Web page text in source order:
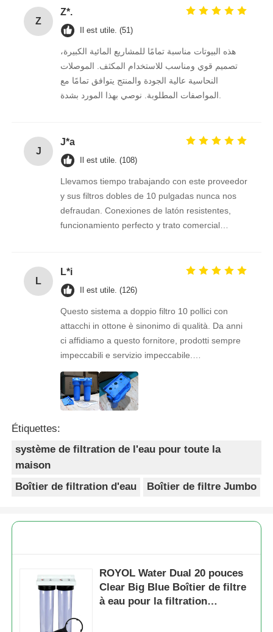
Z
Z*.
Il est utile. (51)
هذه البيوتات مناسبة تمامًا للمشاريع المائية الكبيرة،
تصميم قوي ومناسب للاستخدام المكثف. الموصلات
النحاسية عالية الجودة والمنتج يتوافق تمامًا مع
J
J*a
Il est utile. (108)
Llevamos tiempo trabajando con este proveedor
y sus filtros dobles de 10 pulgadas nunca nos
defraudan. Conexiones de latón resistentes,
funcionamiento perfecto y trato comercial
L
L*i
Il est utile. (126)
Questo sistema a doppio filtro 10 pollici con
attacchi in ottone è sinonimo di qualità. Da anni
ci affidiamo a questo fornitore, prodotti sempre
impeccabili e servizio impeccabile.
Consigliatissimo a chi cerca stabilità e
professionalità.
Étiquettes:
système de filtration de l'eau pour toute la
maison
Boîtier de filtration d'eau
Boîtier de filtre Jumbo
ROYOL Water Dual 20 pouces
Clear Big Blue Boîtier de filtre
à eau pour la filtration